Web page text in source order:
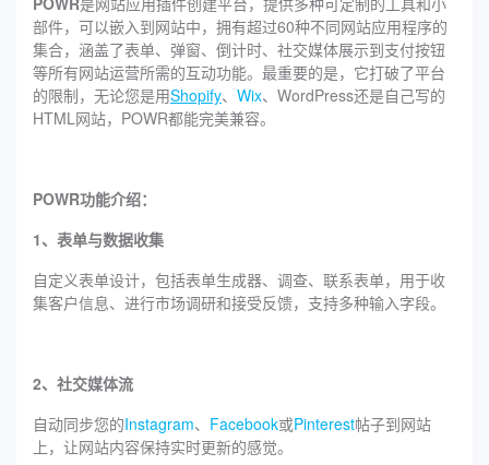
部件，可以嵌入到网站中，拥有超过60种不同网站应用程序的
集合，涵盖了表单、弹窗、倒计时、社交媒体展示到支付按钮
等所有网站运营所需的互动功能。最重要的是，它打破了平台
的限制，无论您是用Shopify、 Wix、WordPress还是自己写的
HTML网站，POWR都能完美兼容。
POWR功能介绍：
1、表单与数据收集
自定义表单设计，包括表单生成器、调查、联系表单，用于收
集客户信息、进行市场调研和接受反馈，支持多种输入字段。
2、社交媒体流
自动同步您的Instagram、 Facebook或Pinterest帖子到网站
上，让网站内容保持实时更新的感觉。